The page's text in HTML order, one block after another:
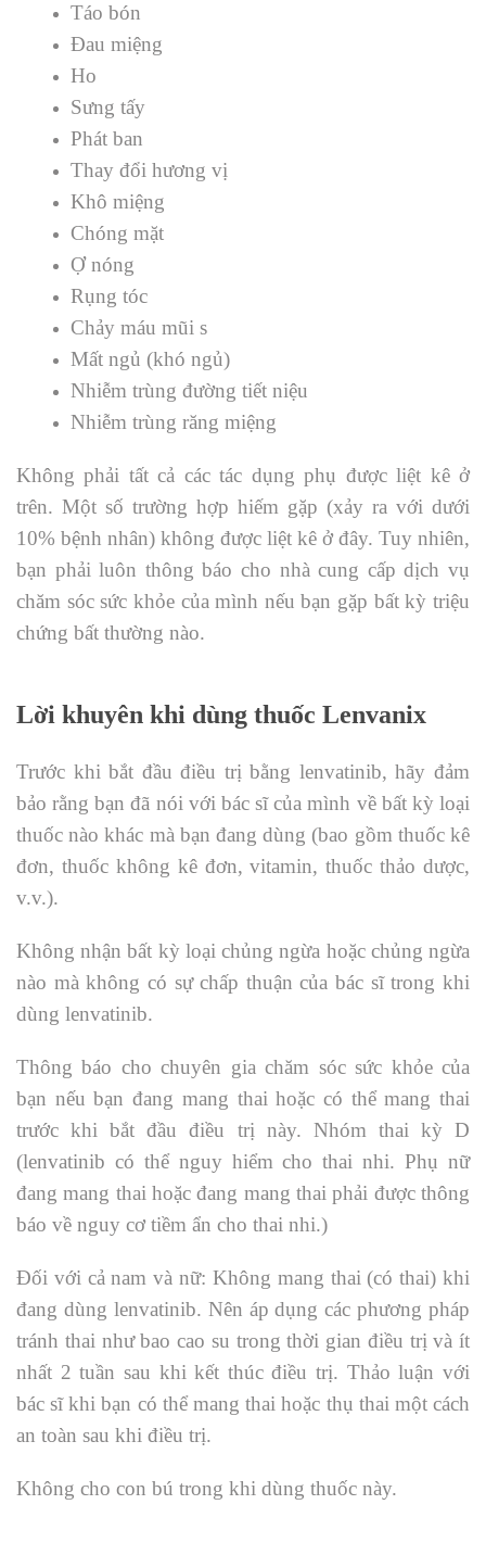
Táo bón
Đau miệng
Ho
Sưng tấy
Phát ban
Thay đổi hương vị
Khô miệng
Chóng mặt
Ợ nóng
Rụng tóc
Chảy máu mũi s
Mất ngủ (khó ngủ)
Nhiễm trùng đường tiết niệu
Nhiễm trùng răng miệng
Không phải tất cả các tác dụng phụ được liệt kê ở
trên. Một số trường hợp hiếm gặp (xảy ra với dưới
10% bệnh nhân) không được liệt kê ở đây. Tuy nhiên,
bạn phải luôn thông báo cho nhà cung cấp dịch vụ
chăm sóc sức khỏe của mình nếu bạn gặp bất kỳ triệu
chứng bất thường nào.
Lời khuyên khi dùng thuốc Lenvanix
Trước khi bắt đầu điều trị bằng lenvatinib, hãy đảm
bảo rằng bạn đã nói với bác sĩ của mình về bất kỳ loại
thuốc nào khác mà bạn đang dùng (bao gồm thuốc kê
đơn, thuốc không kê đơn, vitamin, thuốc thảo dược,
v.v.).
Không nhận bất kỳ loại chủng ngừa hoặc chủng ngừa
nào mà không có sự chấp thuận của bác sĩ trong khi
dùng lenvatinib.
Thông báo cho chuyên gia chăm sóc sức khỏe của
bạn nếu bạn đang mang thai hoặc có thể mang thai
trước khi bắt đầu điều trị này. Nhóm thai kỳ D
(lenvatinib có thể nguy hiểm cho thai nhi. Phụ nữ
đang mang thai hoặc đang mang thai phải được thông
báo về nguy cơ tiềm ẩn cho thai nhi.)
Đối với cả nam và nữ: Không mang thai (có thai) khi
đang dùng lenvatinib. Nên áp dụng các phương pháp
tránh thai như bao cao su trong thời gian điều trị và ít
nhất 2 tuần sau khi kết thúc điều trị. Thảo luận với
bác sĩ khi bạn có thể mang thai hoặc thụ thai một cách
an toàn sau khi điều trị.
Không cho con bú trong khi dùng thuốc này.